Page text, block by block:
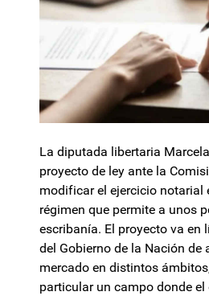
La diputada libertaria
proyecto de ley ante la
modificar el ejercicio notarial
régimen que permite a unos
escribanía. El proyecto va en
del Gobierno de la Nación de
mercado en distintos
particular un campo donde el